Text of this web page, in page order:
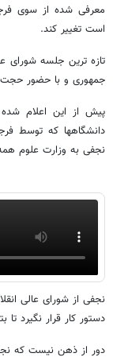
معرفی شده از سوی
است تغییر کند.
تازه ترین جلسه شورای
جمهوری و با حضور حجت
دانشگاهها که توسط
نجفی به وزارت علوم
نجفی از شورای عالی
دستور کار قرار نگیرد
دور از ذهن نیست که